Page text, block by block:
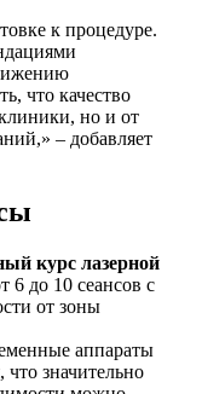
к процедуре.
что качество
клиники, но и от
– добавляет
курс лазерной
6 до 10 сеансов с
от зоны
аппараты
значительно